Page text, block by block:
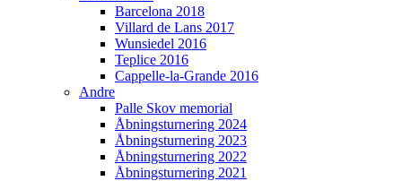
Barcelona 2018
Villard de Lans 2017
Wunsiedel 2016
Teplice 2016
Cappelle-la-Grande 2016
Andre
Palle Skov memorial
Åbningsturnering 2024
Åbningsturnering 2023
Åbningsturnering 2022
Åbningsturnering 2021